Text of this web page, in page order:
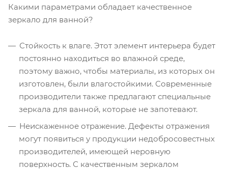
Какими параметрами обладает качественное
зеркало для ванной?
Стойкость к влаге. Этот элемент интерьера будет
постоянно находиться во влажной среде,
поэтому важно, чтобы материалы, из которых он
изготовлен, были влагостойкими. Современные
производители также предлагают специальные
зеркала для ванной, которые не запотевают.
Неискаженное отражение. Дефекты отражения
могут появиться у продукции недобросовестных
производителей, имеющей неровную
поверхность. С качественным зеркалом